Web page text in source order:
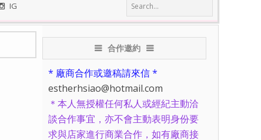
IG
合作邀約
* 廠商合作或邀稿請來信 *
estherhsiao@hotmail.com
＊本人無授權任何私人或經紀主動洽
談合作事宜，亦不會主動表明身份要
求與店家進行商業合作，如有廠商接